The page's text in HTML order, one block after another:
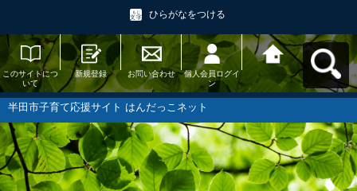
ひらがなをつける
このサイトにつ
いて
新規登録 お問い合わせ
個人会員ログイ
ン
半田市子育て応
援サイト はんだ
っこネットへ戻
半田市子育て応援サイト はんだっこネット